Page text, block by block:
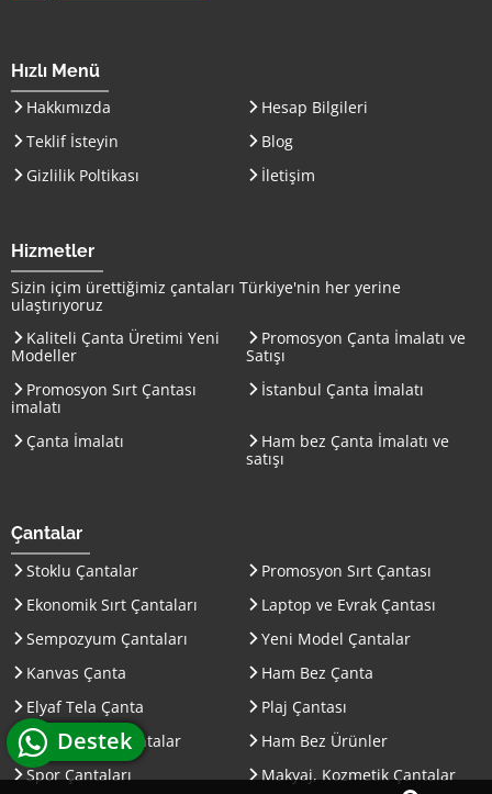
whatsapp canlı
Destek
Hızlı Menü
Hakkımızda
Hesap Bilgileri
Teklif İsteyin
Blog
Gizlilik Poltikası
İletişim
Hizmetler
Sizin içim ürettiğimiz çantaları Türkiye'nin her yerine
ulaştırıyoruz
Kaliteli Çanta Üretimi Yeni
Modeller
Promosyon Çanta İmalatı ve
Satışı
Promosyon Sırt Çantası
imalatı
İstanbul Çanta İmalatı
Çanta İmalatı
Ham bez Çanta İmalatı ve
satışı
Çantalar
Stoklu Çantalar
Promosyon Sırt Çantası
Ekonomik Sırt Çantaları
Laptop ve Evrak Çantası
Sempozyum Çantaları
Yeni Model Çantalar
Kanvas Çanta
Ham Bez Çanta
Elyaf Tela Çanta
Plaj Çantası
İpli Büzgülü Çantalar
Ham Bez Ürünler
Spor Çantaları
Makyaj, Kozmetik Çantalar